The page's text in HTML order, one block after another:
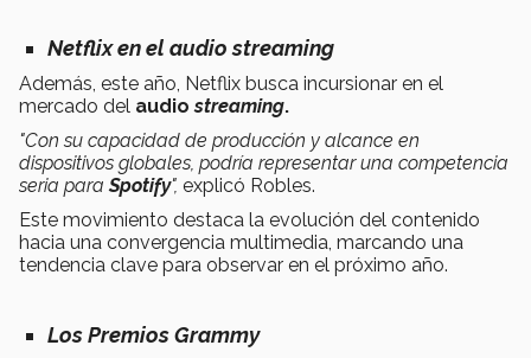
Netflix en el audiostreaming
Además, este año, Netflix busca incursionar en el
mercado del audiostreaming.
"Con su capacidad de producción y alcance en
dispositivos globales, podría representar una competencia
seria paraSpotify", explicó Robles.
Este movimiento destaca la evolución del contenido
hacia una convergencia multimedia, marcando una
tendencia clave para observar en el próximo año.
Los Premios Grammy